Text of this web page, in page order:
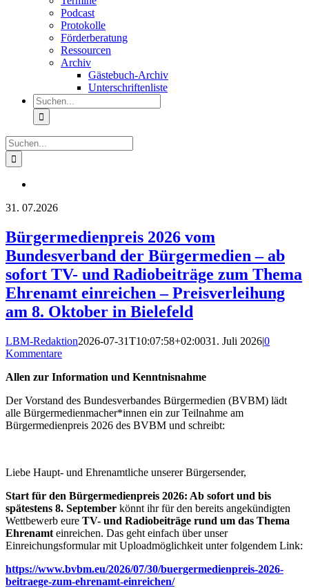
Podcast
Protokolle
Förderberatung
Ressourcen
Archiv
Gästebuch-Archiv
Unterschriftenliste
Suche
nach:
Suche
nach:
31. 07.2026
Bürgermedienpreis 2026 vom
Bundesverband der Bürgermedien – ab
sofort TV- und Radiobeiträge zum Thema
Ehrenamt einreichen – Preisverleihung
am 8. Oktober in Bielefeld
LBM-Redaktion2026-07-31T10:07:58+02:0031. Juli 2026|0
Kommentare
Allen zur Information und Kenntnisnahme
Der Vorstand des Bundesverbandes Bürgermedien (BVBM) lädt
alle Bürgermedienmacher*innen ein zur Teilnahme am
Bürgermedienpreis 2026 des BVBM und schreibt:
Liebe Haupt- und Ehrenamtliche unserer Bürgersender,
Start für den Bürgermedienpreis 2026: Ab sofort und bis
spätestens 8. September könnt ihr für den bereits angekündigten
Wettbewerb eure TV- und Radiobeiträge rund um das Thema
Ehrenamt einreichen. Das geht einfach über unser
Einreichungsformular mit Uploadmöglichkeit unter folgendem Link:
https://www.bvbm.eu/2026/07/30/buergermedienpreis-2026-
beitraege-zum-ehrenamt-einreichen/